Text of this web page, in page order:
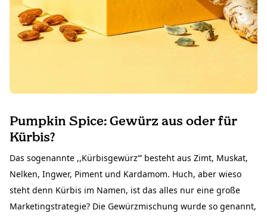
Pumpkin Spice: Gewürz aus oder für
Kürbis?
Das sogenannte ,,Kürbisgewürz“’ besteht aus Zimt, Muskat,
Nelken, Ingwer, Piment und Kardamom. Huch, aber wieso
steht denn Kürbis im Namen, ist das alles nur eine große
Marketingstrategie? Die Gewürzmischung wurde so genannt,